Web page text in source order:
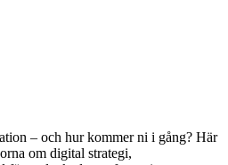
– och hur kommer ni i gång? Här
om digital strategi,